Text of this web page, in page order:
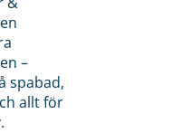
–
spabad,
allt för